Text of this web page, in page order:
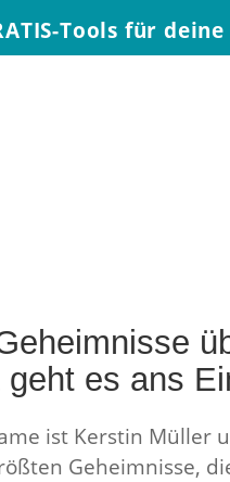
Tools für
es ans
ist Kerstin Müller
Geheimnisse,